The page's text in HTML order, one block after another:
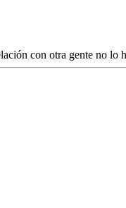
con otra gente no